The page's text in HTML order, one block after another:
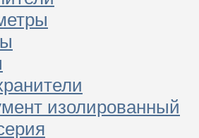
изолированный